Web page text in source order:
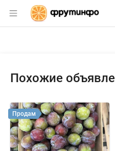
Раздел навигации
Похожие
Продам